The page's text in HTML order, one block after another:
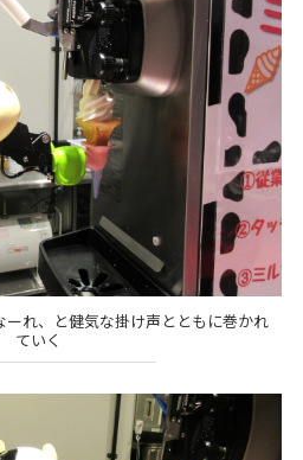
れ、と健気な掛け声とともに巻かれ
ていく